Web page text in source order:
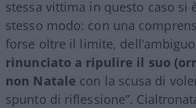
stessa vittima in questo caso si
stesso modo: con una
forse oltre il limite,
rinunciato a ripulire il suo
non Natale con la scusa di
spunto di riflessione”.